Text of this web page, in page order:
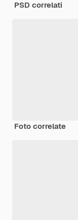
PSD correlati
Foto correlate